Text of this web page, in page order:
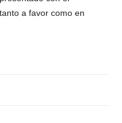
a favor como en